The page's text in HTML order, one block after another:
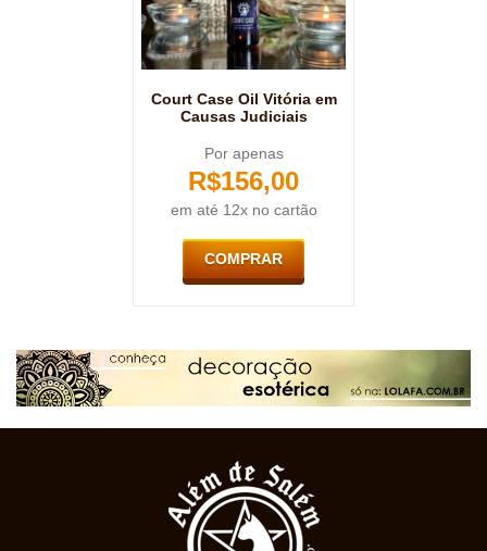
Court Case Oil Vitória em
Causas Judiciais
Por apenas
R$156,00
em até 12x no cartão
COMPRAR